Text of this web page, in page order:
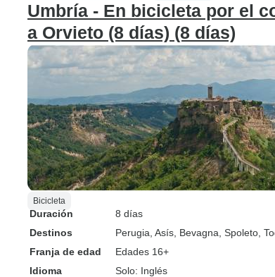
Umbría - En bicicleta por el
a Orvieto (8 días) (8 días)
Bicicleta
Duración
8 días
Destinos
Perugia , Asís , Bevagna , Spoleto ,
Franja de edad
Edades 16+
Idioma
Solo: Inglés